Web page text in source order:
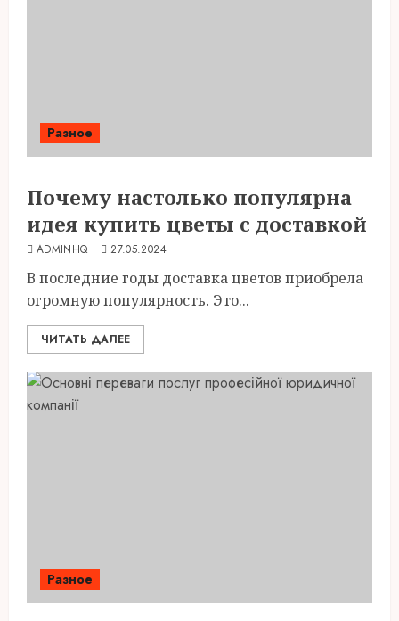
Разное
Почему настолько популярна
идея купить цветы с доставкой
ADMINHQ 27.05.2024
В последние годы доставка цветов приобрела
огромную популярность. Это...
ЧИТАТЬ ДАЛЕЕ
Разное